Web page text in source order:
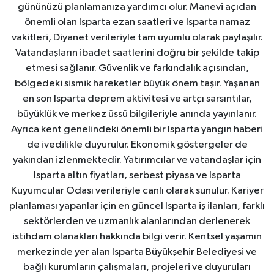
gününüzü planlamanıza yardımcı olur. Manevi açıdan
önemli olan Isparta ezan saatleri ve Isparta namaz
vakitleri, Diyanet verileriyle tam uyumlu olarak paylaşılır.
Vatandaşların ibadet saatlerini doğru bir şekilde takip
etmesi sağlanır. Güvenlik ve farkındalık açısından,
bölgedeki sismik hareketler büyük önem taşır. Yaşanan
en son Isparta deprem aktivitesi ve artçı sarsıntılar,
büyüklük ve merkez üssü bilgileriyle anında yayınlanır.
Ayrıca kent genelindeki önemli bir Isparta yangın haberi
de ivedilikle duyurulur. Ekonomik göstergeler de
yakından izlenmektedir. Yatırımcılar ve vatandaşlar için
Isparta altın fiyatları, serbest piyasa ve Isparta
Kuyumcular Odası verileriyle canlı olarak sunulur. Kariyer
planlaması yapanlar için en güncel Isparta iş ilanları, farklı
sektörlerden ve uzmanlık alanlarından derlenerek
istihdam olanakları hakkında bilgi verir. Kentsel yaşamın
merkezinde yer alan Isparta Büyükşehir Belediyesi ve
bağlı kurumların çalışmaları, projeleri ve duyuruları